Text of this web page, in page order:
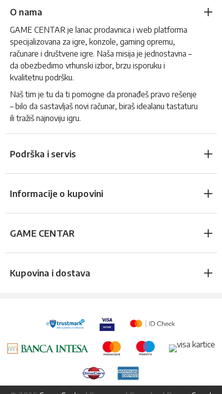
O nama
GAME CENTAR je lanac prodavnica i web platforma
specijalizovana za igre, konzole, gaming opremu,
računare i društvene igre. Naša misija je jednostavna –
da obezbedimo vrhunski izbor, brzu isporuku i
kvalitetnu podršku.
Naš tim je tu da ti pomogne da pronađeš pravo rešenje
– bilo da sastavljaš novi računar, biraš idealanu tastaturu
ili tražiš najnoviju igru.
Podrška i servis
Informacije o kupovini
GAME CENTAR
Kupovina i dostava